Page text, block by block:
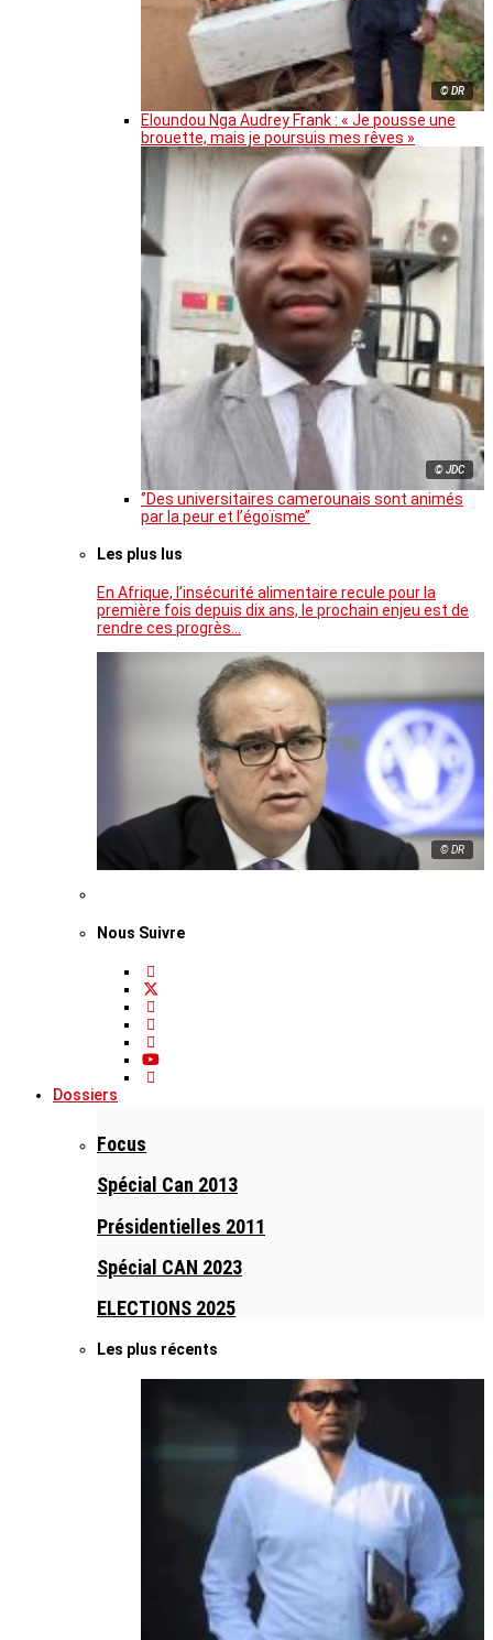
© DR
Eloundou Nga Audrey Frank : « Je pousse une
brouette, mais je poursuis mes rêves »
© JDC
‘’Des universitaires camerounais sont animés
par la peur et l’égoïsme’’
Les plus lus
En Afrique, l’insécurité alimentaire recule pour la
première fois depuis dix ans, le prochain enjeu est de
rendre ces progrès…
© DR
Nous Suivre
Dossiers
Focus
Spécial Can 2013
Présidentielles 2011
Spécial CAN 2023
ELECTIONS 2025
Les plus récents